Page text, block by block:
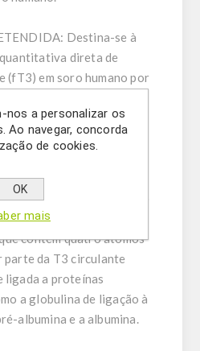
Destina-se à
direta de
em soro humano por
A triiodotironina (T3)
presente na circulação
três átomos de iodo e é
através da conversão
(T4), a principal
contém quatro átomos
parte da T3 circulante
ligada a proteínas
a globulina de ligação à
albumina e a albumina.
nos a personalizar os
Ao navegar, concorda
de cookies.
OK
mais